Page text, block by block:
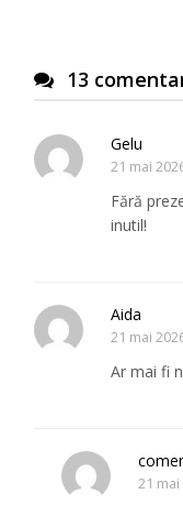
13
Gelu
21 mai
Fără
inutil!
Aida
21 mai
Ar mai fi
21 mai